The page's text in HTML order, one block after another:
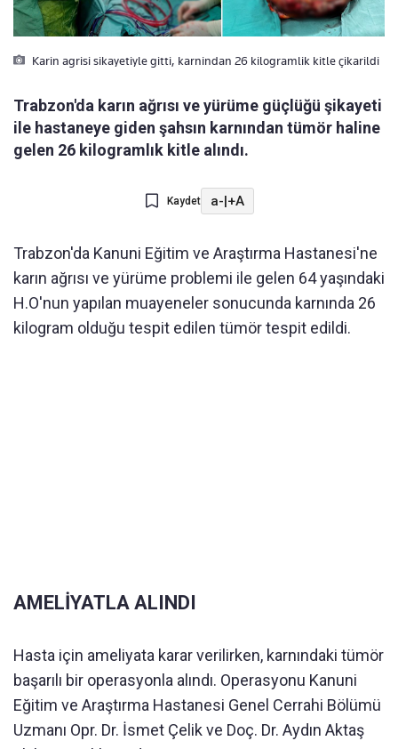
Karin agrisi sikayetiyle gitti, karnindan 26 kilogramlik kitle çikarildi
Trabzon'da karın ağrısı ve yürüme güçlüğü şikayeti
ile hastaneye giden şahsın karnından tümör haline
gelen 26 kilogramlık kitle alındı.
Kaydet a-|+A
Trabzon'da Kanuni Eğitim ve Araştırma Hastanesi'ne
karın ağrısı ve yürüme problemi ile gelen 64 yaşındaki
H.O'nun yapılan muayeneler sonucunda karnında 26
kilogram olduğu tespit edilen tümör tespit edildi.
AMELİYATLA ALINDI
Hasta için ameliyata karar verilirken, karnındaki tümör
başarılı bir operasyonla alındı. Operasyonu Kanuni
Eğitim ve Araştırma Hastanesi Genel Cerrahi Bölümü
Uzmanı Opr. Dr. İsmet Çelik ve Doç. Dr. Aydın Aktaş